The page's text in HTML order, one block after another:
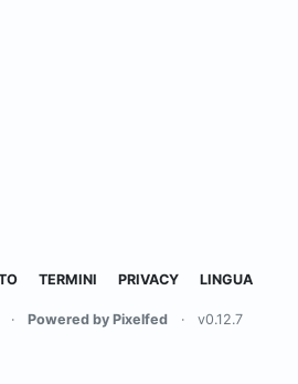
TERMINI PRIVACY LINGUA
· Powered by Pixelfed · v0.12.7